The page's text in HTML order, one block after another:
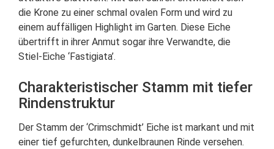
die Krone zu einer schmal ovalen Form und wird zu
einem auffälligen Highlight im Garten. Diese Eiche
übertrifft in ihrer Anmut sogar ihre Verwandte, die
Stiel-Eiche ‘Fastigiata’.
Charakteristischer Stamm mit tiefer
Rindenstruktur
Der Stamm der ‘Crimschmidt’ Eiche ist markant und mit
einer tief gefurchten, dunkelbraunen Rinde versehen.